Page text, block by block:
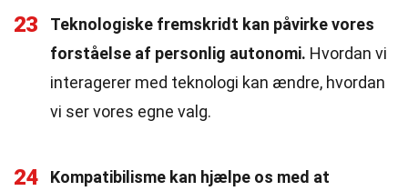
23
Teknologiske fremskridt kan påvirke vores
forståelse af personlig autonomi. Hvordan vi
interagerer med teknologi kan ændre, hvordan
vi ser vores egne valg.
24
Kompatibilisme kan hjælpe os med at